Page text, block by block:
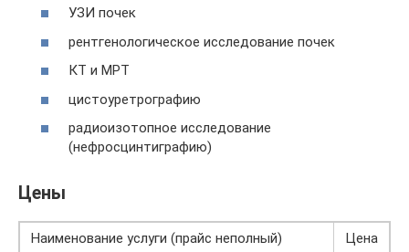
УЗИ почек
рентгенологическое исследование почек
КТ и МРТ
цистоуретрографию
радиоизотопное исследование
(нефросцинтиграфию)
Цены
Наименование услуги (прайс неполный)
Цена